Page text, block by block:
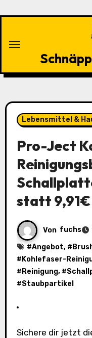
Lebensmittel &
Pro-Ject
statt 9,91€
Von fuchs
#Angebot, #
# Kohlefaser-
# Reinigung, #
#Staubpartikel
Sichere dir jetzt die Pro-Ject Kohlefaser-